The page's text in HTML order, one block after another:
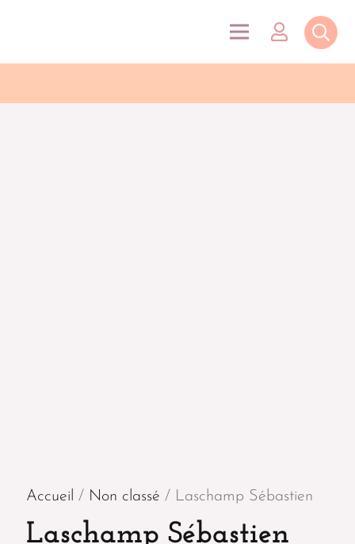
Accueil / Non classé / Laschamp Sébastien
Laschamp Sébastien